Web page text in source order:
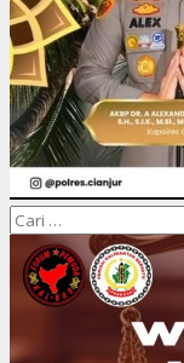
Cari
untuk: